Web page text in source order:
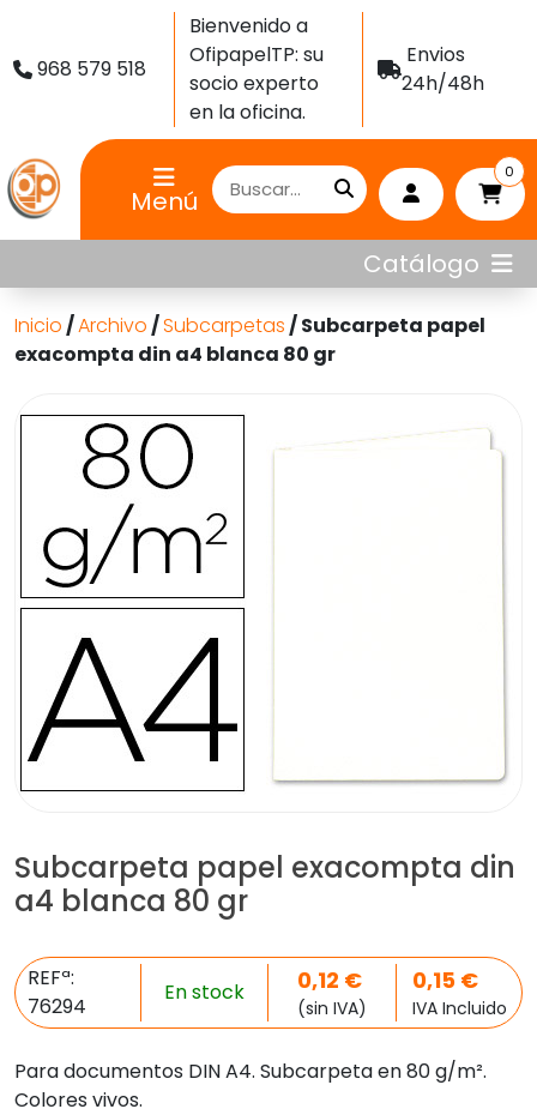
968 579 518
Bienvenido a
OfipapelTP: su
socio experto
en la oficina.
Envios
24h/48h
Menú
0
Catálogo
Inicio/Archivo/Subcarpetas/ Subcarpeta papel
exacompta din a4 blanca 80 gr
Subcarpeta papel exacompta din
a4 blanca 80 gr
REFª:
76294
En stock 0,12 €
(sin IVA)
0,15 €
IVA Incluido
Para documentos DIN A4. Subcarpeta en 80 g/m².
Colores vivos.